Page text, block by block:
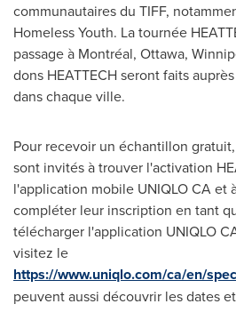
communautaires du TIFF,
Homeless Youth. La tournée
passage à Montréal, Ottawa,
dons HEATTECH seront faits
dans chaque ville.
Pour recevoir un échantillon
sont invités à trouver l'activation
l'application mobile UNIQLO CA et
compléter leur inscription en tant
télécharger l'application UNIQLO
visitez le
https://www.uniqlo.com/ca/en/
peuvent aussi découvrir les dates